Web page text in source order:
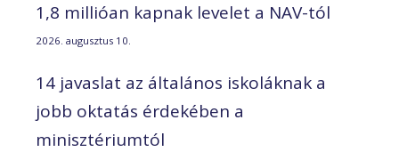
1,8 millióan kapnak levelet a NAV-tól
2026. augusztus 10.
14 javaslat az általános iskoláknak a
jobb oktatás érdekében a
minisztériumtól